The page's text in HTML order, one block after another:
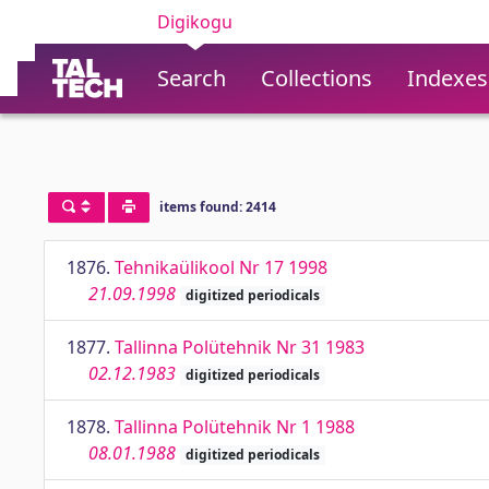
Digikogu
Search Collections Indexes
items found: 2414
1876. Tehnikaülikool Nr 17 1998
21.09.1998 digitized periodicals
1877. Tallinna Polütehnik Nr 31 1983
02.12.1983 digitized periodicals
1878. Tallinna Polütehnik Nr 1 1988
08.01.1988 digitized periodicals